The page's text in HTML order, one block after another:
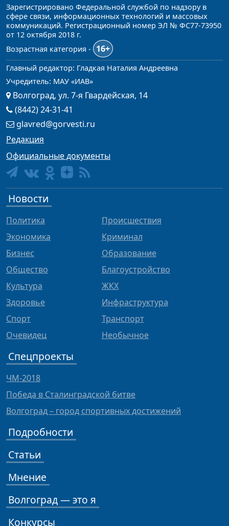
Зарегистрировано Федеральной службой по надзору в
сфере связи, информационных технологий и массовых
коммуникаций. Регистрационный номер ЭЛ № ФС77-73950
от 12 октября 2018 г.
Возрастная категория -
16+
Главный редактор: Гладкая Наталия Андреевна
Учредитель: МАУ «ИАВ»
Волгоград, ул. 7-я Гвардейская, 14
(8442) 24-31-41
glavred@gorvesti.ru
Редакция
Официальные документы
Новости
Политика
Экономика
Бизнес
Общество
Культура
Здоровье
Спорт
Очевидец
Происшествия
Криминал
Образование
Благоустройство
ЖКХ
Инфраструктура
Транспорт
Необычное
Спецпроекты
ЧМ-2018
Победа в Сталинградской битве
Волгоград – город спортивных достижений
Подробности
Статьи
Мнение
Волгоград — это я
Конкурсы